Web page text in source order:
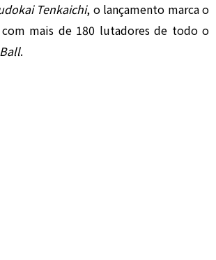
Tenkaichi, o lançamento marca o
mais de 180 lutadores de todo o
.